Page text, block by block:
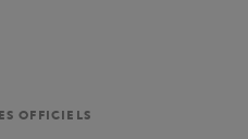
OFFICIELS